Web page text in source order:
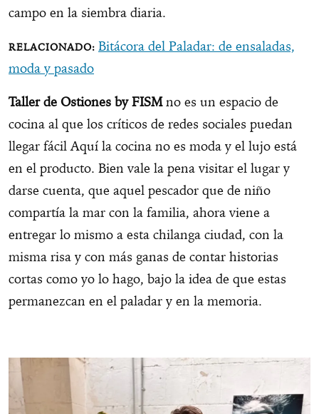
campo en la siembra diaria.
Bitácora del Paladar: de ensaladas,
moda y pasado
Taller de Ostiones by FISMno es un espacio de
cocina al que los críticos de redes sociales puedan
llegar fácil Aquí la cocina no es moda y el lujo está
en el producto. Bien vale la pena visitar el lugar y
darse cuenta, que aquel pescador que de niño
compartía la mar con la familia, ahora viene a
entregar lo mismo a esta chilanga ciudad, con la
misma risa y con más ganas de contar historias
cortas como yo lo hago, bajo la idea de que estas
permanezcan en el paladar y en la memoria.